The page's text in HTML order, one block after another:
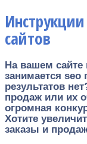
сайтов
На вашем
занимается seo
результатов
продаж или их
огромная
Хотите
заказы и